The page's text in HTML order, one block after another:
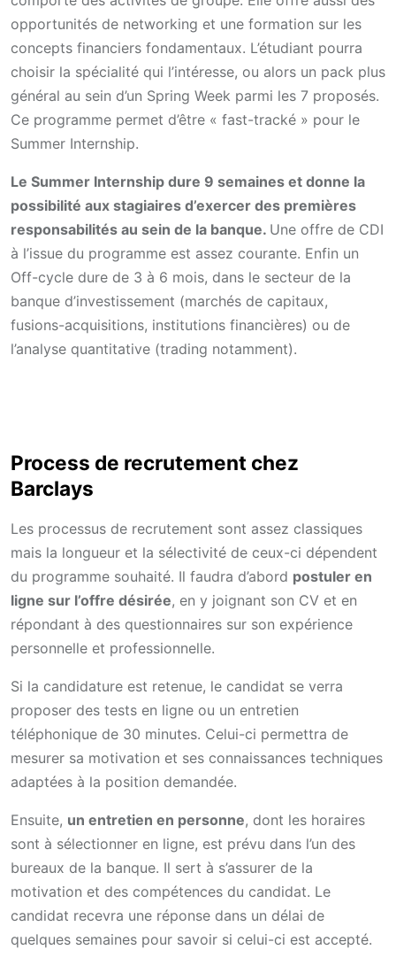
opportunités de networking et une formation sur les
concepts financiers fondamentaux. L’étudiant pourra
choisir la spécialité qui l’intéresse, ou alors un pack plus
général au sein d’un Spring Week parmi les 7 proposés.
Ce programme permet d’être « fast-tracké » pour le
Summer Internship.
Le Summer Internship dure 9 semaines et donne la
possibilité aux stagiaires d’exercer des premières
responsabilités au sein de la banque. Une offre de CDI
à l’issue du programme est assez courante. Enfin un
Off-cycle dure de 3 à 6 mois, dans le secteur de la
banque d’investissement (marchés de capitaux,
fusions-acquisitions, institutions financières) ou de
l’analyse quantitative (trading notamment).
Process de recrutement chez
Barclays
Les processus de recrutement sont assez classiques
mais la longueur et la sélectivité de ceux-ci dépendent
du programme souhaité. Il faudra d’abord postuler en
ligne sur l’offre désirée, en y joignant son CV et en
répondant à des questionnaires sur son expérience
personnelle et professionnelle.
Si la candidature est retenue, le candidat se verra
proposer des tests en ligne ou un entretien
téléphonique de 30 minutes. Celui-ci permettra de
mesurer sa motivation et ses connaissances techniques
adaptées à la position demandée.
Ensuite, un entretien en personne, dont les horaires
sont à sélectionner en ligne, est prévu dans l’un des
bureaux de la banque. Il sert à s’assurer de la
motivation et des compétences du candidat. Le
candidat recevra une réponse dans un délai de
quelques semaines pour savoir si celui-ci est accepté.